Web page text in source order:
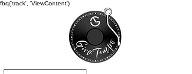
fbq('track', 'ViewContent')